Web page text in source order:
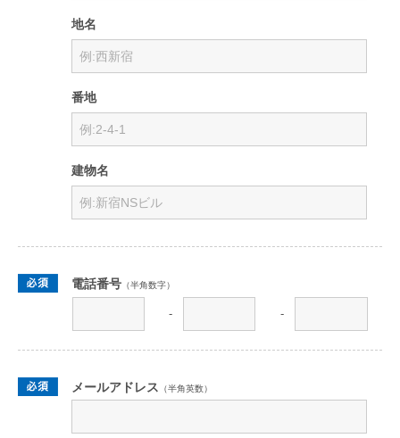
地名
番地
建物名
電話番号 （半角数字）
- -
メールアドレス （半角英数）